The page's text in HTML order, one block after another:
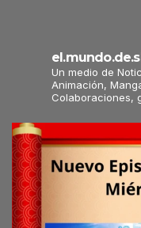
Un medio de
Animación,
Colaboraciones,